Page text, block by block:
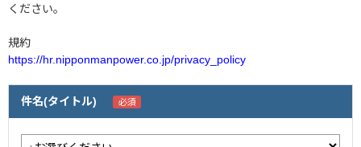
企業情報
採用情報
閉じる
ください。
規約
https://hr.nipponmanpower.co.jp/privacy_policy
件名(タイトル)